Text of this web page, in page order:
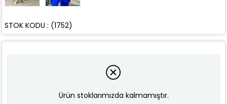
(1752)
STOK KODU
Ürün stoklarımızda kalmamıştır.